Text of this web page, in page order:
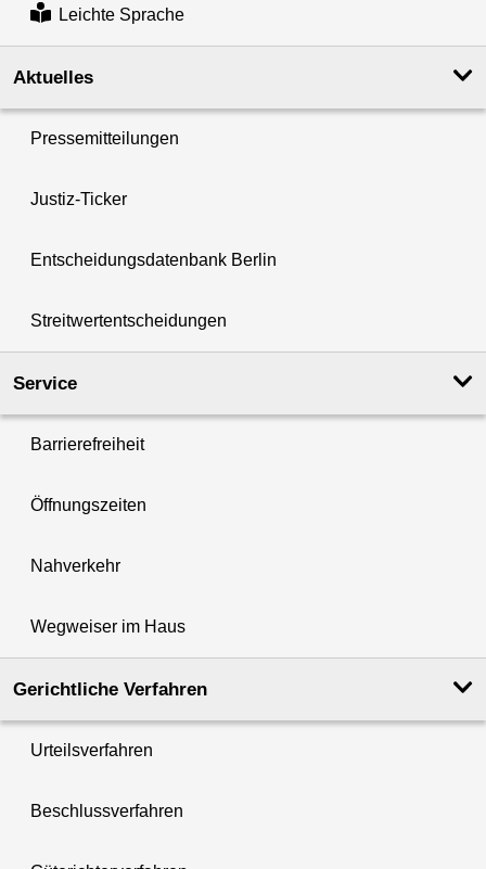
Leichte Sprache
Aktuelles
Pressemitteilungen
Justiz-Ticker
Entscheidungsdatenbank Berlin
Streitwertentscheidungen
Service
Barrierefreiheit
Öffnungszeiten
Nahverkehr
Wegweiser im Haus
Gerichtliche Verfahren
Urteilsverfahren
Beschlussverfahren